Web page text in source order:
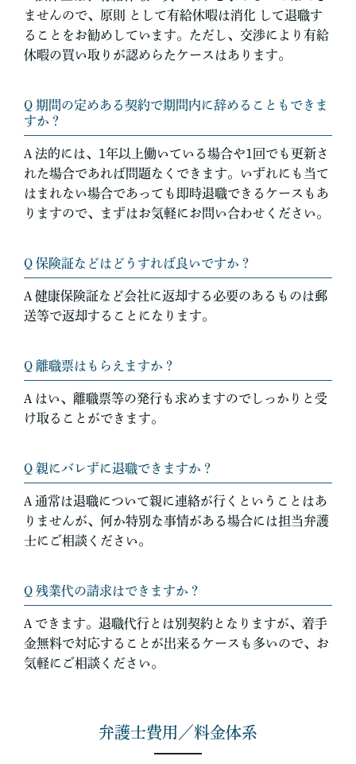
ませんので、原則 として有給休暇は消化 して退職す
ることをお勧めしています。ただし、交渉により有給
休暇の買い取りが認めらたケースはあります。
Q 期間の定めある契約で期間内に辞めることもできま
すか？
A 法的には、1年以上働いている場合や1回でも更新さ
れた場合であれば問題なくできます。いずれにも当て
はまれない場合であっても即時退職できるケースもあ
りますので、まずはお気軽にお問い合わせください。
Q 保険証などはどうすれば良いですか？
A 健康保険証など会社に返却する必要のあるものは郵
送等で返却することになります。
Q 離職票はもらえますか？
A はい、離職票等の発行も求めますのでしっかりと受
け取ることができます。
Q 親にバレずに退職できますか？
A 通常は退職について親に連絡が行くということはあ
りませんが、何か特別な事情がある場合には担当弁護
士にご相談ください。
Q 残業代の請求はできますか？
A できます。退職代行とは別契約となりますが、着手
金無料で対応することが出来るケースも多いので、お
気軽にご相談ください。
弁護士費用／料金体系